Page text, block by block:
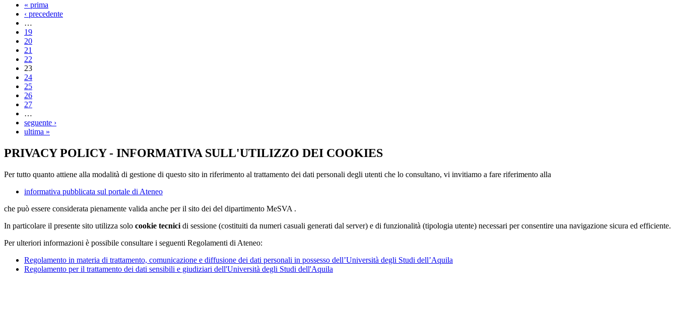
« prima
‹ precedente
…
19
20
21
22
23
24
25
26
27
…
seguente ›
ultima »
PRIVACY POLICY - INFORMATIVA SULL'UTILIZZO DEI COOKIES
Per tutto quanto attiene alla modalità di gestione di questo sito in riferimento al trattamento dei dati personali degli utenti che lo consultano, vi invitiamo a fare riferimento alla
informativa pubblicata sul portale di Ateneo
che può essere considerata pienamente valida anche per il sito dei del dipartimento MeSVA .
In particolare il presente sito utilizza solo cookie tecnici di sessione (costituiti da numeri casuali generati dal server) e di funzionalità (tipologia utente) necessari per consentire una navigazione sicura ed efficiente.
Per ulteriori informazioni è possibile consultare i seguenti Regolamenti di Ateneo:
Regolamento in materia di trattamento, comunicazione e diffusione dei dati personali in possesso dell’Università degli Studi dell’Aquila
Regolamento per il trattamento dei dati sensibili e giudiziari dell'Università degli Studi dell'Aquila